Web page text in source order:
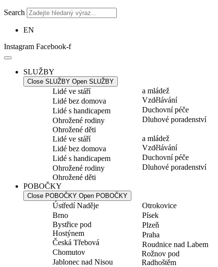
Search
EN
Instagram Facebook-f
SLUŽBY
Close SLUŽBY Open SLUŽBY
Lidé ve stáří
Lidé bez domova
Lidé s handicapem
Ohrožené rodiny
Ohrožené děti
a mládež
Vzdělávání
Duchovní péče
Dluhové poradenství
Lidé ve stáří
Lidé bez domova
Lidé s handicapem
Ohrožené rodiny
Ohrožené děti
a mládež
Vzdělávání
Duchovní péče
Dluhové poradenství
POBOČKY
Close POBOČKY Open POBOČKY
Ústředí Naděje
Brno
Bystřice pod
Hostýnem
Česká Třebová
Chomutov
Jablonec nad Nisou
Otrokovice
Písek
Plzeň
Praha
Roudnice nad Labem
Rožnov pod
Radhoštěm